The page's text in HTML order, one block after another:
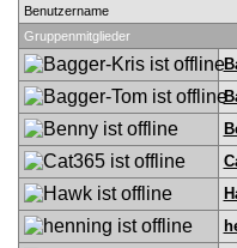
Benutzername
Gruppenmitglieder